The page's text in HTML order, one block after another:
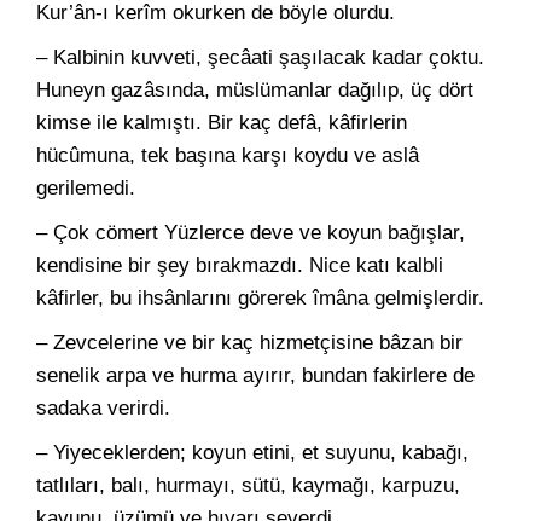
Kur’ân-ı kerîm okurken de böyle olurdu.
– Kalbinin kuvveti, şecâati şaşılacak kadar çoktu.
Huneyn gazâsında, müslümanlar dağılıp, üç dört
kimse ile kalmıştı. Bir kaç defâ, kâfirlerin
hücûmuna, tek başına karşı koydu ve aslâ
gerilemedi.
– Çok cömert Yüzlerce deve ve koyun bağışlar,
kendisine bir şey bırakmazdı. Nice katı kalbli
kâfirler, bu ihsânlarını görerek îmâna gelmişlerdir.
– Zevcelerine ve bir kaç hizmetçisine bâzan bir
senelik arpa ve hurma ayırır, bundan fakirlere de
sadaka verirdi.
– Yiyeceklerden; koyun etini, et suyunu, kabağı,
tatlıları, balı, hurmayı, sütü, kaymağı, karpuzu,